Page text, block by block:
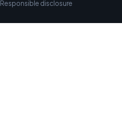
Responsible disclosure